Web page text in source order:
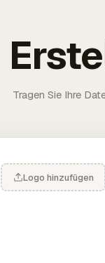
Tragen Sie Ihre
Logo hinzufügen